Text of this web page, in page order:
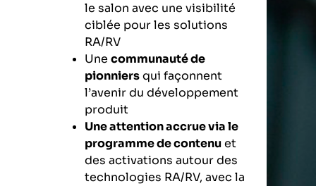
le salon avec une visibilité
ciblée pour les solutions
RA/RV
Une communauté de
pionniersqui façonnent
l’avenir du développement
produit
Une attention accrue via le
programme de contenuet
des activations autour des
technologies RA/RV, avec la